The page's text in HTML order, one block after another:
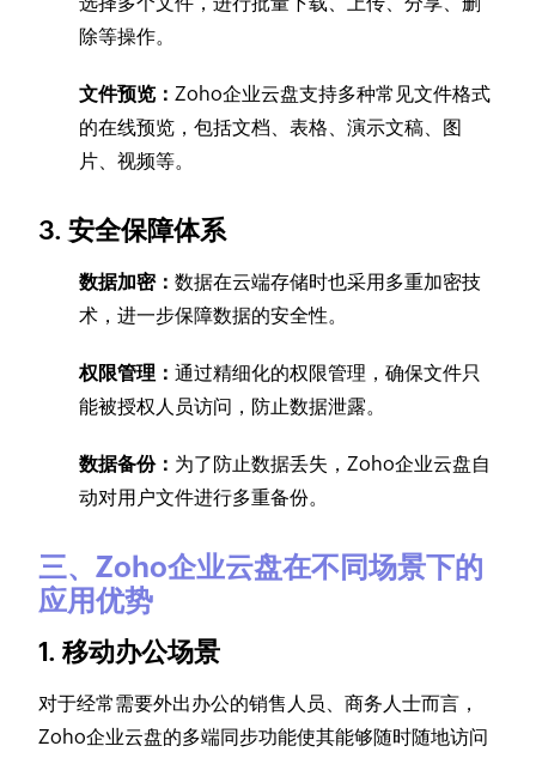
除等操作。
文件预览：Zoho企业云盘支持多种常见文件格式
的在线预览，包括文档、表格、演示文稿、图
片、视频等。
3. 安全保障体系
数据加密：数据在云端存储时也采用多重加密技
术，进一步保障数据的安全性。
权限管理：通过精细化的权限管理，确保文件只
能被授权人员访问，防止数据泄露。
数据备份： 为了防止数据丢失，Zoho企业云盘自
动对用户文件进行多重备份。
三、Zoho企业云盘在不同场景下的
应用优势
1. 移动办公场景
对于经常需要外出办公的销售人员、商务人士而言，
Zoho企业云盘的多端同步功能使其能够随时随地访问